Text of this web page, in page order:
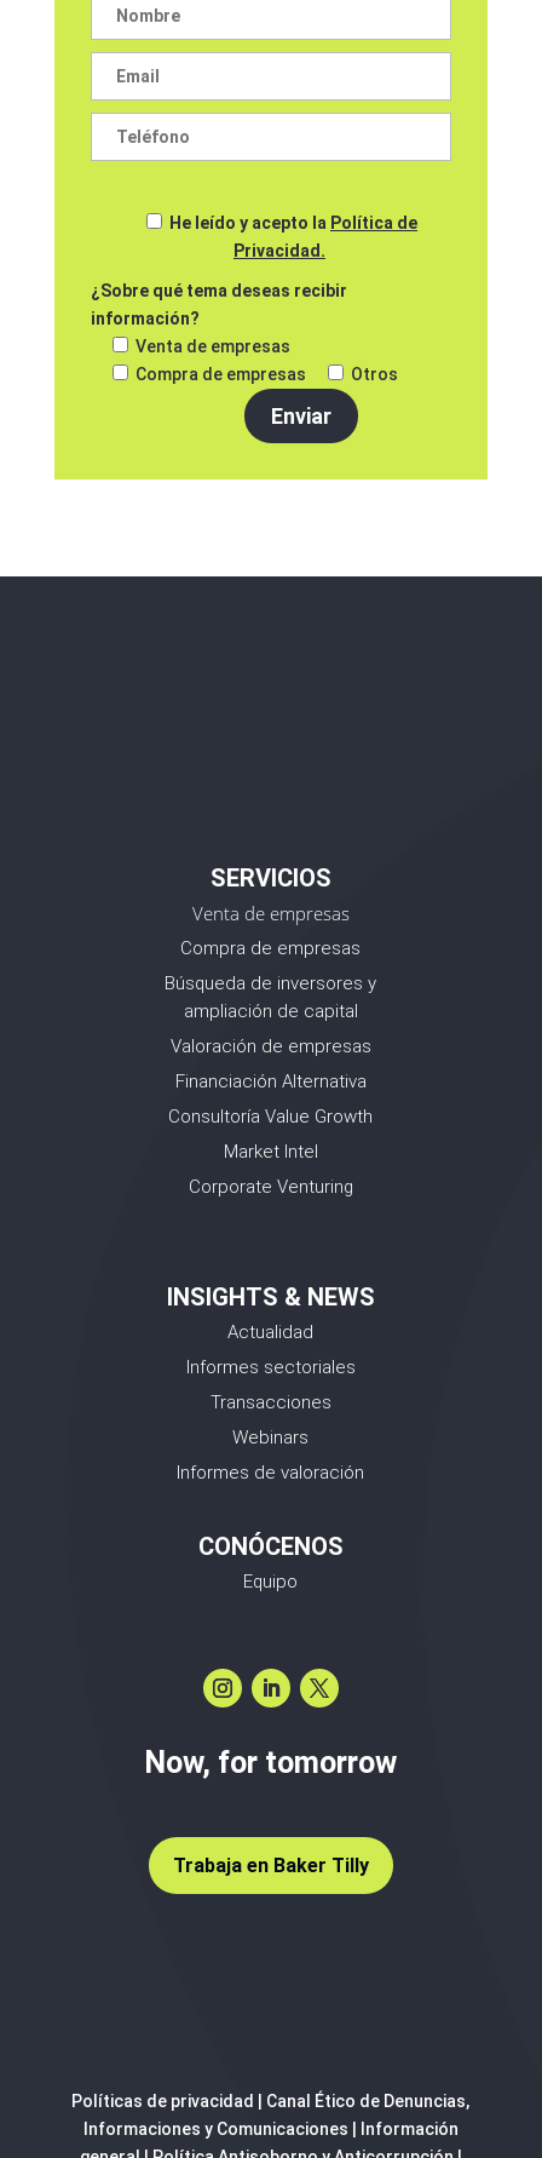
He leído y acepto la Política de
Privacidad.
¿Sobre qué tema deseas recibir
información?
Venta de empresas
Compra de empresas
Otros
SERVICIOS
Venta de empresas
Compra de empresas
Búsqueda de inversores y
ampliación de capital
Valoración de empresas
Financiación Alternativa
Consultoría Value Growth
Market Intel
Corporate Venturing
INSIGHTS & NEWS
Actualidad
Informes sectoriales
Transacciones
Webinars
Informes de valoración
CONÓCENOS
Equipo
Now, for tomorrow
Trabaja en Baker Tilly
Políticas de privacidad
Canal Ético de Denuncias,
Informaciones y Comunicaciones
Información